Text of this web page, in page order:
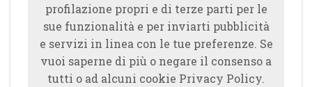
profilazione propri e di terze parti per le
sue funzionalità e per inviarti pubblicità
e servizi in linea con le tue preferenze. Se
vuoi saperne di più o negare il consenso a
tutti o ad alcuni cookie Privacy Policy.